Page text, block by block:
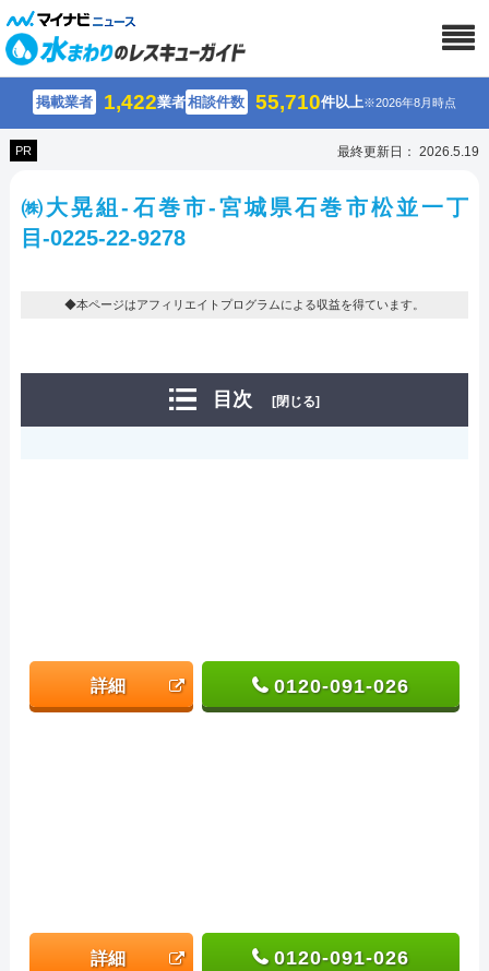
掲載業者 1,422業者相談件数 55,710件以上※2026年8月時点
PR 最終更新日： 2026.5.19
㈱大晃組-石巻市-宮城県石巻市松並一丁
目-0225-22-9278
◆本ページはアフィリエイトプログラムによる収益を得ています。
目次 [閉じる]
詳細 0120-091-026
詳細 0120-091-026